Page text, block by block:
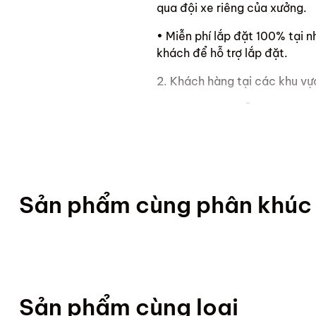
qua đội xe riêng của xưởng.
• Miễn phí lắp đặt 100% tại
khách để hỗ trợ lắp đặt.
2. Khách hàng tại các khu
nhiệm toàn bộ qua các
• Sản phẩm vẫn còn trong
Sản phẩm cùng phân khúc
Sản phẩm cùng loại